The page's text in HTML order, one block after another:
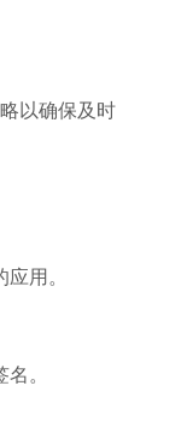
以确保及时
用。
。